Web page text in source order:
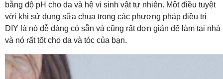
bằng độ pH cho da và hệ vi sinh vật tự nhiên. Một điều tuyệt
vời khi sử dụng sữa chua trong các phương pháp điều trị
DIY là nó dễ dàng có sẵn và cũng rất đơn giản để làm tại nhà
và nó rất tốt cho da và tóc của bạn.